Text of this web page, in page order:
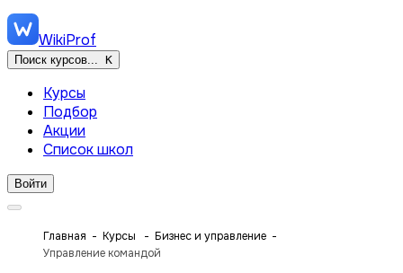
WikiProf
Поиск курсов... K
Курсы
Подбор
Акции
Список школ
Войти
Главная Курсы
Бизнес и управление
Управление командой